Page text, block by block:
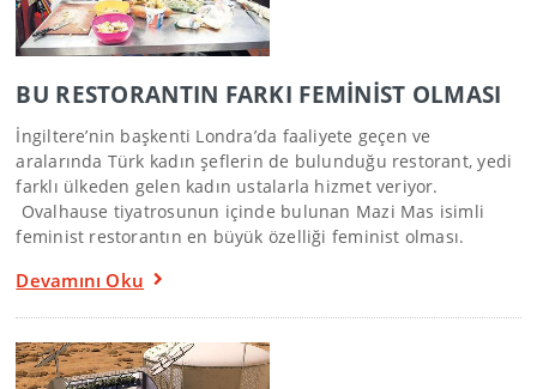
BU RESTORANTIN FARKI FEMİNİST OLMASI
İngiltere’nin başkenti Londra’da faaliyete geçen ve
aralarında Türk kadın şeflerin de bulunduğu restorant, yedi
farklı ülkeden gelen kadın ustalarla hizmet veriyor.
Ovalhause tiyatrosunun içinde bulunan Mazi Mas isimli
feminist restorantın en büyük özelliği feminist olması.
Devamını Oku